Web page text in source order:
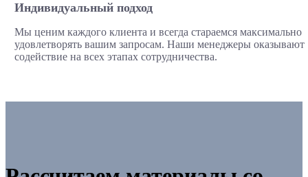
Индивидуальный подход
Мы ценим каждого клиента и всегда стараемся максимально
удовлетворять вашим запросам. Наши менеджеры оказывают
содействие на всех этапах сотрудничества.